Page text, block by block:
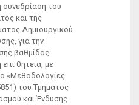
του
και της
Δημιουργικού
για την
βαθμίδας
θητεία, με
«Μεθοδολογίες
του Τμήματος
και Ένδυσης